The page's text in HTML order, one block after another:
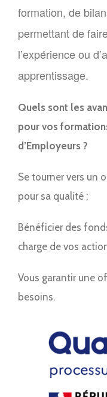
formation, de
permettant de
l’expérience ou
apprentissage.
Quels sont les
pour vos
d’Employeurs ?
Se tourner vers un
pour sa qualité ;
Bénéficier des
charge de vos
Vous garantir une
besoins.